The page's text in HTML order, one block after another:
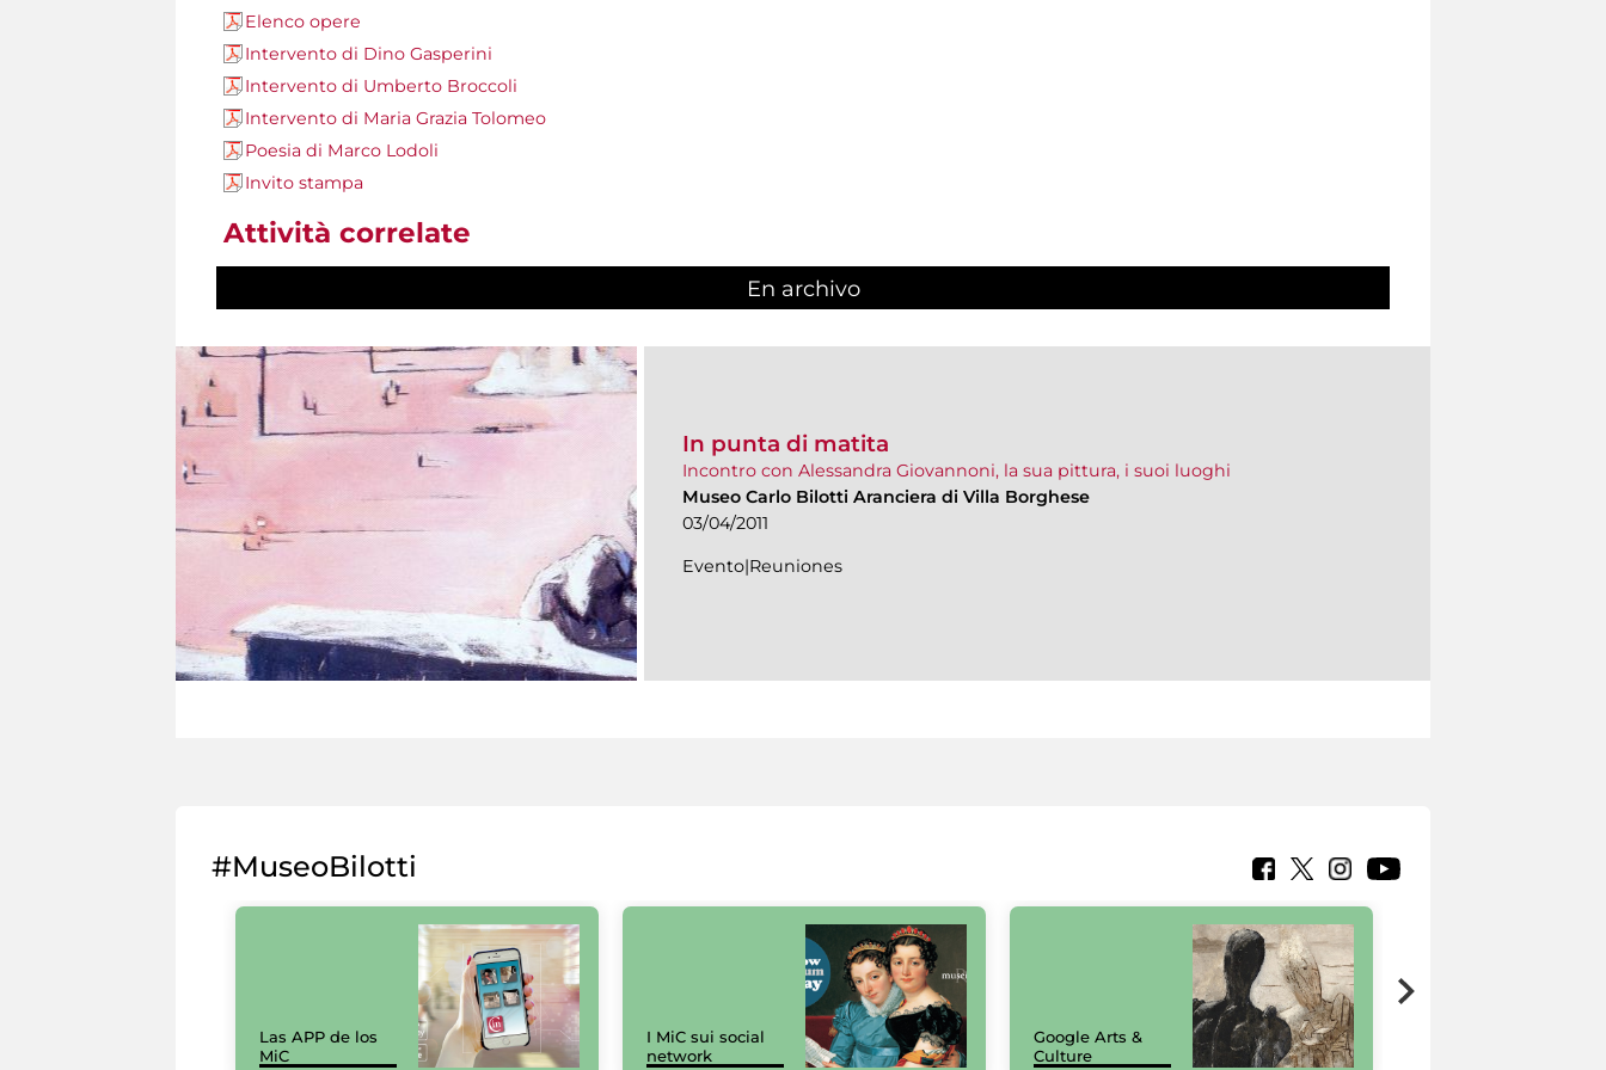
Elenco opere
Intervento di Dino Gasperini
Intervento di Umberto Broccoli
Intervento di Maria Grazia Tolomeo
Poesia di Marco Lodoli
Invito stampa
Attività correlate
En archivo
In punta di matita
Incontro con Alessandra Giovannoni, la sua pittura, i suoi luoghi
Museo Carlo Bilotti Aranciera di Villa Borghese
03/04/2011
Evento|Reuniones
#MuseoBilotti
Las APP de los
MiC
I MiC sui social
network
Google Arts &
Culture